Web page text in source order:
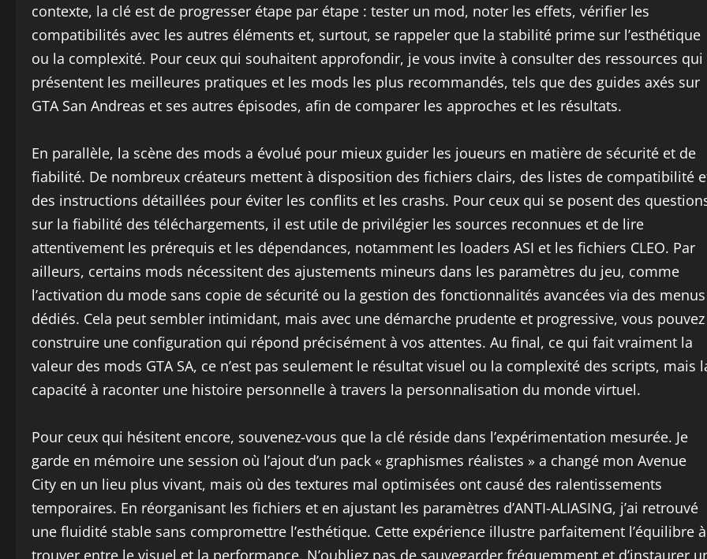
contexte, la clé est de progresser étape par étape : tester un mod, noter les effets, vérifier les
compatibilités avec les autres éléments et, surtout, se rappeler que la stabilité prime sur l’esthétique
ou la complexité. Pour ceux qui souhaitent approfondir, je vous invite à consulter des ressources qui
présentent les meilleures pratiques et les mods les plus recommandés, tels que des guides axés sur
GTA San Andreas et ses autres épisodes, afin de comparer les approches et les résultats.
En parallèle, la scène des mods a évolué pour mieux guider les joueurs en matière de sécurité et de
fiabilité. De nombreux créateurs mettent à disposition des fichiers clairs, des listes de compatibilité
des instructions détaillées pour éviter les conflits et les crashs. Pour ceux qui se posent des
sur la fiabilité des téléchargements, il est utile de privilégier les sources reconnues et de lire
attentivement les prérequis et les dépendances, notamment les loaders ASI et les fichiers CLEO. Par
ailleurs, certains mods nécessitent des ajustements mineurs dans les paramètres du jeu, comme
l’activation du mode sans copie de sécurité ou la gestion des fonctionnalités avancées via des menus
dédiés. Cela peut sembler intimidant, mais avec une démarche prudente et progressive, vous pouvez
construire une configuration qui répond précisément à vos attentes. Au final, ce qui fait vraiment la
valeur des mods GTA SA, ce n’est pas seulement le résultat visuel ou la complexité des scripts, mais
capacité à raconter une histoire personnelle à travers la personnalisation du monde virtuel.
Pour ceux qui hésitent encore, souvenez-vous que la clé réside dans l’expérimentation mesurée. Je
garde en mémoire une session où l’ajout d’un pack « graphismes réalistes » a changé mon Avenue
City en un lieu plus vivant, mais où des textures mal optimisées ont causé des ralentissements
temporaires. En réorganisant les fichiers et en ajustant les paramètres d’ANTI-ALIASING, j’ai retrouvé
une fluidité stable sans compromettre l’esthétique. Cette expérience illustre parfaitement l’équilibre à
trouver entre le visuel et la performance. N’oubliez pas de sauvegarder fréquemment et d’instaurer